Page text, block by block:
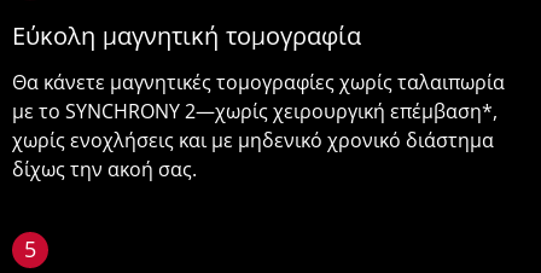
Εύκολη μαγνητική τομογραφία
Θα κάνετε μαγνητικές τομογραφίες χωρίς ταλαιπωρία
με το SYNCHRONY 2—χωρίς χειρουργική επέμβαση*,
χωρίς ενοχλήσεις και με μηδενικό χρονικό διάστημα
δίχως την ακοή σας.
5